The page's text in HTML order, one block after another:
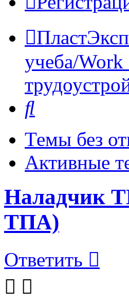
учеба/Work
Темы без
Активные
Наладчик
ТПА)
Ответить